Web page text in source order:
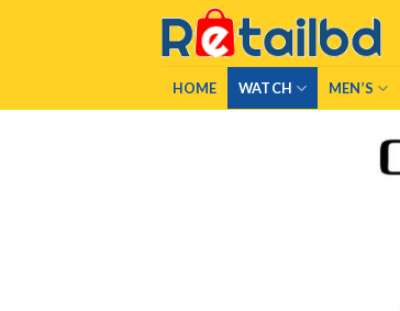
HOME WATCH MEN’S